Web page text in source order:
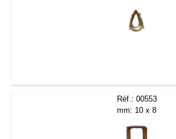
Réf.: 00553
mm: 10 x 8